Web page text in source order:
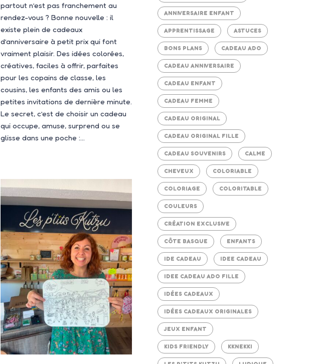
partout n’est pas franchement au
rendez-vous ? Bonne nouvelle : il
existe plein de cadeaux
d’anniversaire à petit prix qui font
vraiment plaisir. Des idées colorées,
créatives, faciles à offrir, parfaites
pour les copains de classe, les
cousins, les enfants des amis ou les
petites invitations de dernière minute.
Le secret, c’est de choisir un cadeau
qui occupe, amuse, surprend ou se
glisse dans une poche :…
ANNIVERSAIRE ENFANT
APPRENTISSAGE ASTUCES
BONS PLANS CADEAU ADO
CADEAU ANNIVERSAIRE
CADEAU ENFANT
CADEAU FEMME
CADEAU ORIGINAL
CADEAU ORIGINAL FILLE
CADEAU SOUVENIRS CALME
CHEVEUX COLORIABLE
COLORIAGE COLORITABLE
COULEURS
CRÉATION EXCLUSIVE
CÔTE BASQUE ENFANTS
IDE CADEAU IDEE CADEAU
IDEE CADEAU ADO FILLE
IDÉES CADEAUX
IDÉES CADEAUX ORIGINALES
JEUX ENFANT
KIDS FRIENDLY KKNEKKI